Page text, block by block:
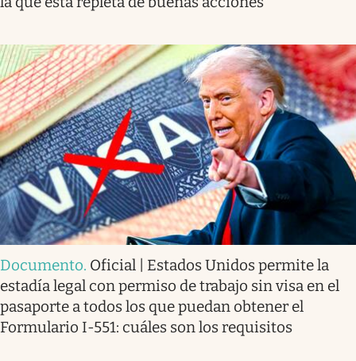
Documento. Oficial | Estados Unidos permite la
estadía legal con permiso de trabajo sin visa en el
pasaporte a todos los que puedan obtener el
Formulario I-551: cuáles son los requisitos